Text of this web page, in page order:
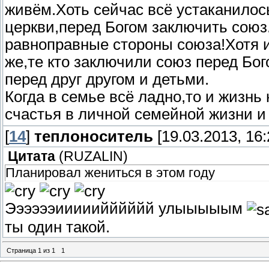
живём.Хоть сейчас всё
церкви,перед Богом заключить
равноправные стороны союза!Хотя
же,те кто заключили союз перед
перед друг другом и детьми.
Когда в семье всё ладно,то и
счастья в личной семейной жизни
[14] теплоноситель [19.03.2013,
Цитата ( RUZALIN )
Планировал жениться в этом году
Ээээээииииийййййй улыыыыым
ты один такой.
Страница 1 из 1 1